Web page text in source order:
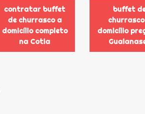
contratar buffet
de churrasco a
domicílio completo
na Cotia
buffet
domicílio